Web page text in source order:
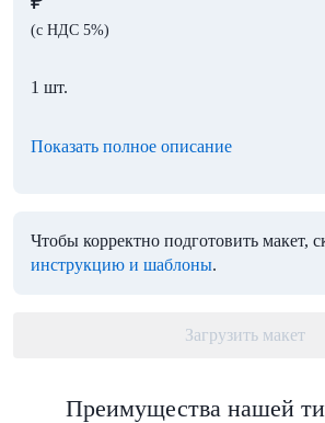
(с НДС 5%)
1 шт.
Показать полное описание
Чтобы корректно подготовить макет,
инструкцию и шаблоны.
Загрузить макет
Преимущества нашей